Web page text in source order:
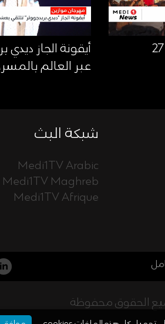
أيقونة الجاز
عبر العالم
الصويرة.. تواصل فعاليات الدورة الـ 27
شبكة البث
Medi1TV Arabic
Medi1TV Maghreb
Medi1TV Afrique